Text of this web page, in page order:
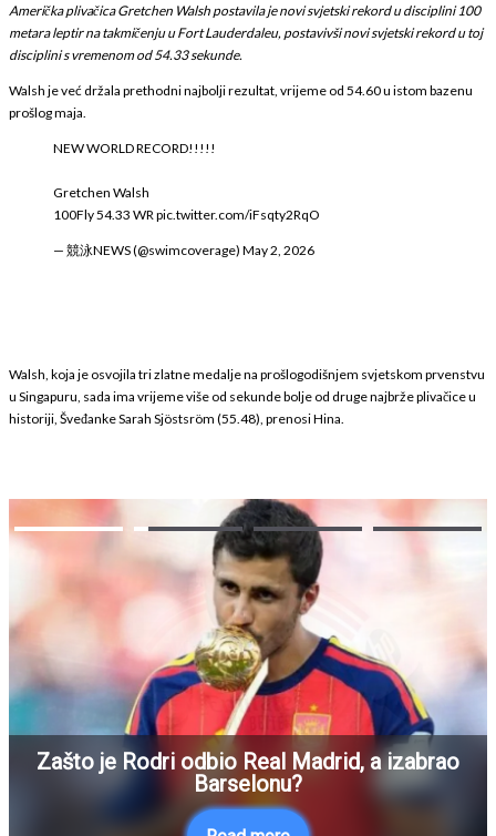
Američka plivačica Gretchen Walsh postavila je novi svjetski rekord u disciplini 100
metara leptir na takmičenju u Fort Lauderdaleu, postavivši novi svjetski rekord u toj
disciplini s vremenom od 54.33 sekunde.
Walsh je već držala prethodni najbolji rezultat, vrijeme od 54.60 u istom bazenu
prošlog maja.
NEW WORLD RECORD!!!!!
Gretchen Walsh
100Fly 54.33 WR pic.twitter.com/iFsqty2RqO
— 競泳NEWS (@swimcoverage) May 2, 2026
Walsh, koja je osvojila tri zlatne medalje na prošlogodišnjem svjetskom prvenstvu
u Singapuru, sada ima vrijeme više od sekunde bolje od druge najbrže plivačice u
historiji, Šveđanke Sarah Sjöstsröm (55.48), prenosi Hina.
Zašto je Rodri odbio Real Madrid, a izabrao
Barselonu?